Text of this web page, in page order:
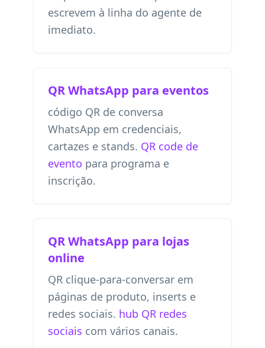
escrevem à linha do agente de
imediato.
QR WhatsApp para eventos
código QR de conversa
WhatsApp em credenciais,
cartazes e stands. QR code de
evento para programa e
inscrição.
QR WhatsApp para lojas
online
QR clique-para-conversar em
páginas de produto, inserts e
redes sociais. hub QR redes
sociais com vários canais.